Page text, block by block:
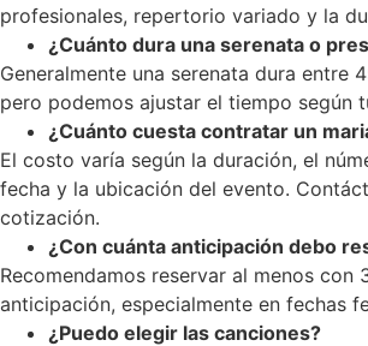
profesionales, repertorio variado y la
¿Cuánto dura una serenata o
Generalmente una serenata dura entre
pero podemos ajustar el tiempo según
¿Cuánto cuesta contratar un
El costo varía según la duración, el
fecha y la ubicación del evento.
cotización.
¿Con cuánta anticipación debo
Recomendamos reservar al menos con
anticipación, especialmente en fechas
¿Puedo elegir las canciones?